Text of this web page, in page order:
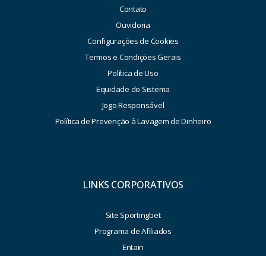
Contato
Ouvidoria
Configurações de Cookies
Termos e Condições Gerais
Política de Uso
Equidade do Sistema
Jogo Responsável
Política de Prevenção à Lavagem de Dinheiro
LINKS CORPORATIVOS
Site Sportingbet
Programa de Afiliados
Entain